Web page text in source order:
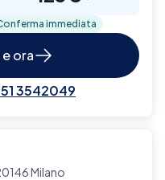
immediata
ora
3542049
Milano